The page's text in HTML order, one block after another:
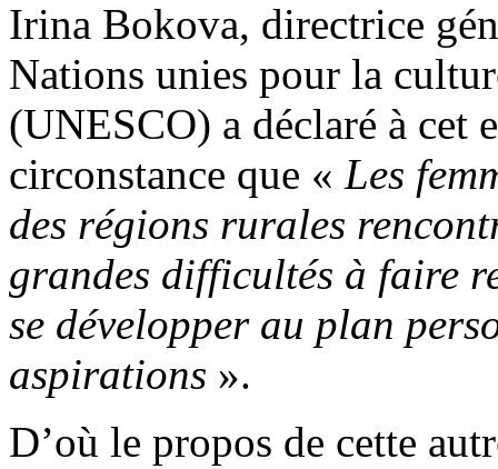
Irina Bokova, directrice
Nations unies pour la
(UNESCO) a déclaré à cet
circonstance que « Les
des régions rurales
grandes difficultés à faire
se développer au plan
aspirations ».
D’où le propos de cette